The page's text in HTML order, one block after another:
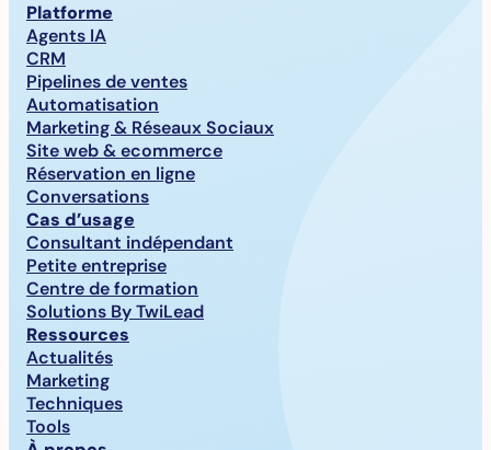
Platforme
Agents IA
CRM
Pipelines de ventes
Automatisation
Marketing & Réseaux Sociaux
Site web & ecommerce
Réservation en ligne
Conversations
Cas d’usage
Consultant indépendant
Petite entreprise
Centre de formation
Solutions By TwiLead
Ressources
Actualités
Marketing
Techniques
Tools